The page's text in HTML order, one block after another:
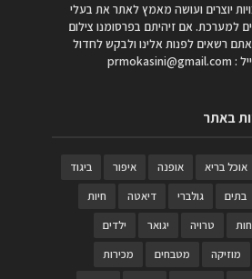
יוצרים ועושה מאמץ לאתר את בעלי
למערכת. אם זיהיתם בפרסומנו צילום
רשאים לפנות אלינו ולבקש לחדול
:
prmokasini@gmail.com
באתר
אוכל בריא אופנה איפור
ביגוד
בתים גולברי דיאטה
חיות
טרויה יגואר
ילדים
מוזיקה מטבחים
מכירות